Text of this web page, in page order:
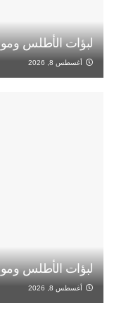
لبؤات الأطلس
أغسطس 8, 2026
لبؤات الأطلس
أغسطس 8, 2026